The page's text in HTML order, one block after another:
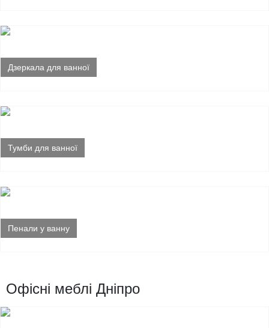
Дзеркала для ванної
Тумби для ванної
Пенали у ванну
Офісні меблі Дніпро